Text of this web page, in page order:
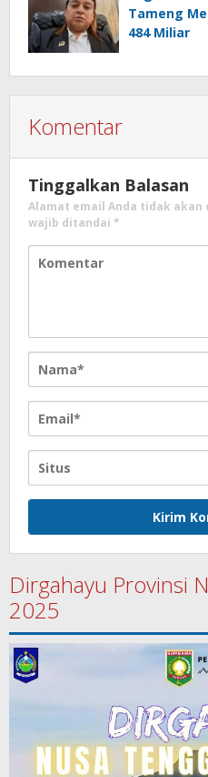
Tameng
484 Miliar
Komentar
Tinggalkan Balasan
Alamat email Anda tidak
wajib ditandai *
Dirgahayu Provinsi
2025